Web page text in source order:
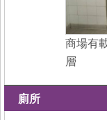
商場有
層
廁所